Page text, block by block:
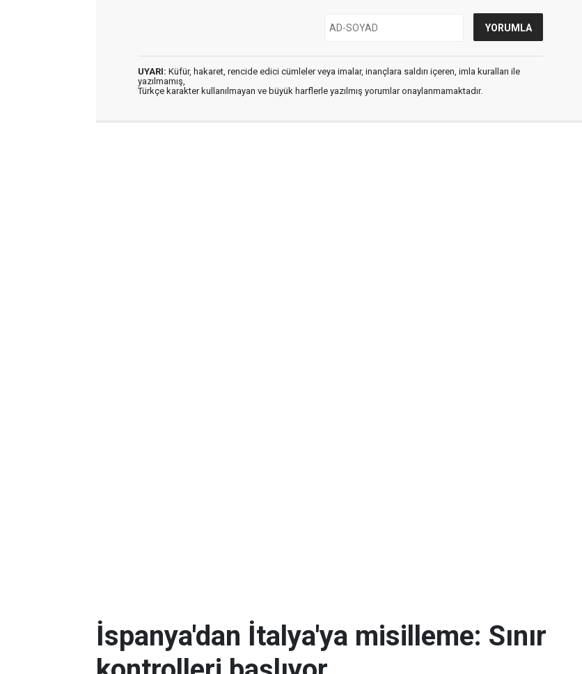
UYARI: Küfür, hakaret, rencide edici cümleler veya imalar, inançlara saldırı içeren, imla kuralları ile
yazılmamış,
Türkçe karakter kullanılmayan ve büyük harflerle yazılmış yorumlar onaylanmamaktadır.
İspanya'dan İtalya'ya misilleme: Sınır